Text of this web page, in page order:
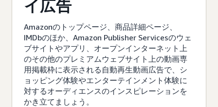
イ広告
Amazonのトップページ、商品詳細ページ、
IMDbのほか、Amazon Publisher Servicesのウェ
ブサイトやアプリ、オープンインターネット上
のその他のプレミアムウェブサイト上の動画専
用掲載枠に表示される自動再生動画広告で、シ
ョッピング体験やエンターテインメント体験に
対するオーディエンスのインスピレーションを
かき立てましょう。